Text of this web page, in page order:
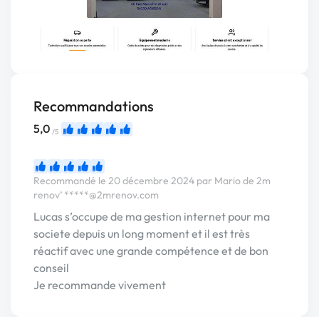
Recommandations
5,0 /5
Recommandé le 20 décembre 2024 par Mario de 2m
renov’ *****@2mrenov.com
Lucas s’occupe de ma gestion internet pour ma
societe depuis un long moment et il est très
réactif avec une grande compétence et de bon
conseil
Je recommande vivement